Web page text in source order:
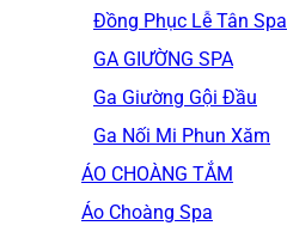
Đồng Phục Lễ Tân Spa
GA GIƯỜNG SPA
Ga Giường Gội Đầu
Ga Nối Mi Phun Xăm
ÁO CHOÀNG TẮM
Áo Choàng Spa